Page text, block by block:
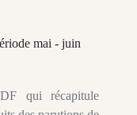
mai - juin
qui récapitule